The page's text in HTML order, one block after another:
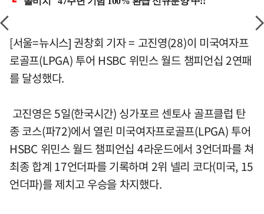
[서울=뉴시스] 권창회 기자 = 고진영(28)이 미국여자프
로골프(LPGA) 투어 HSBC 위민스 월드 챔피언십 2연패
를 달성했다.
고진영은 5일(한국시간) 싱가포르 센토사 골프클럽 탄
종 코스(파72)에서 열린 미국여자프로골프(LPGA) 투어
HSBC 위민스 월드 챔피언십 4라운드에서 3언더파를 쳐
최종 합계 17언더파를 기록하며 2위 넬리 코다(미국, 15
언더파)를 제치고 우승을 차지했다.